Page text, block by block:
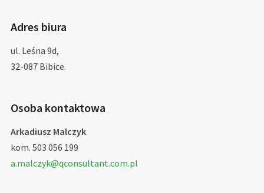
Adres biura
ul. Leśna 9d,
32-087 Bibice.
Osoba kontaktowa
Arkadiusz Malczyk
kom. 503 056 199
a.malczyk@qconsultant.com.pl